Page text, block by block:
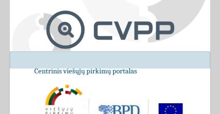
Centrinis viešųjų pirkimų portalas